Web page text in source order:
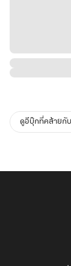
ดูอีบุ๊กที่คล้ายกั